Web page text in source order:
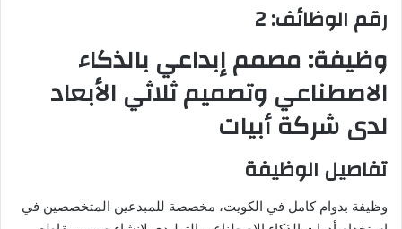
رقم الوظائف: 2
وظيفة: مصمم إبداعي بالذكاء
الاصطناعي وتصميم ثلاثي الأبعاد
لدى شركة أبيات
تفاصيل الوظيفة
وظيفة بدوام كامل في الكويت، مخصصة للمبدعين المتخصصين في